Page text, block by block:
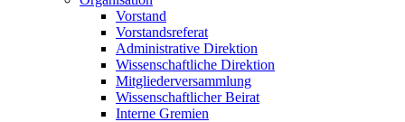
Vorstand
Vorstandsreferat
Administrative Direktion
Wissenschaftliche Direktion
Mitgliederversammlung
Wissenschaftlicher Beirat
Interne Gremien